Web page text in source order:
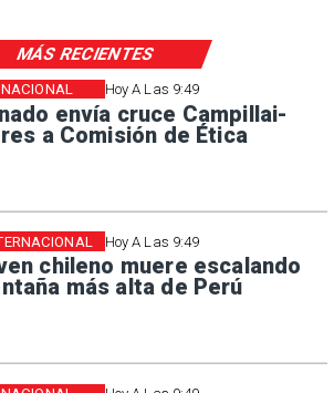
Hoy A Las 9:49
envía cruce Campillai-
a Comisión de Ética
NACIONAL
Hoy A Las 9:49
chileno muere escalando
más alta de Perú
MÁS RECIENTES